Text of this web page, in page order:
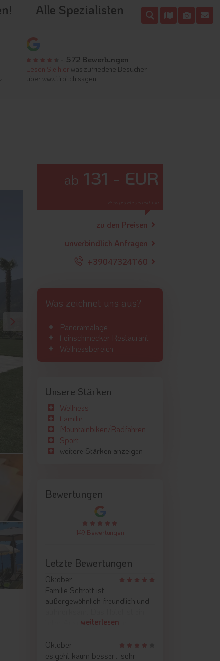
Alle Spezialisten
- 572 Bewertungen
Lesen Sie hierwas zufriedene Besucher
über www.tirol.ch sagen
ab 131 - EUR
zu den Preisen
unverbindlich Anfragen
+390473241160
Was zeichnet uns aus?
Panoramalage
Feinschmecker Restaurant
Wellnessbereich
Unsere Stärken
Wellness
Familie
Mountainbiken/Radfahren
Sport
weitere Stärken anzeigen
Bewertungen
149 Bewertungen
Letzte Bewertungen
Oktober
Familie Schrott ist
außergewöhnlich freundlich und
aufmerksam. Das Hotel ist ein
toller Ausgangspunkt für
hier gut auf die öffentlichen
Busse einstellen (ist in der Card
weiterlesen
Oktober
es geht kaum besser... sehr